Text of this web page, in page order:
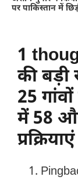
पर पाकिस्तान में
1
की
25
में 58